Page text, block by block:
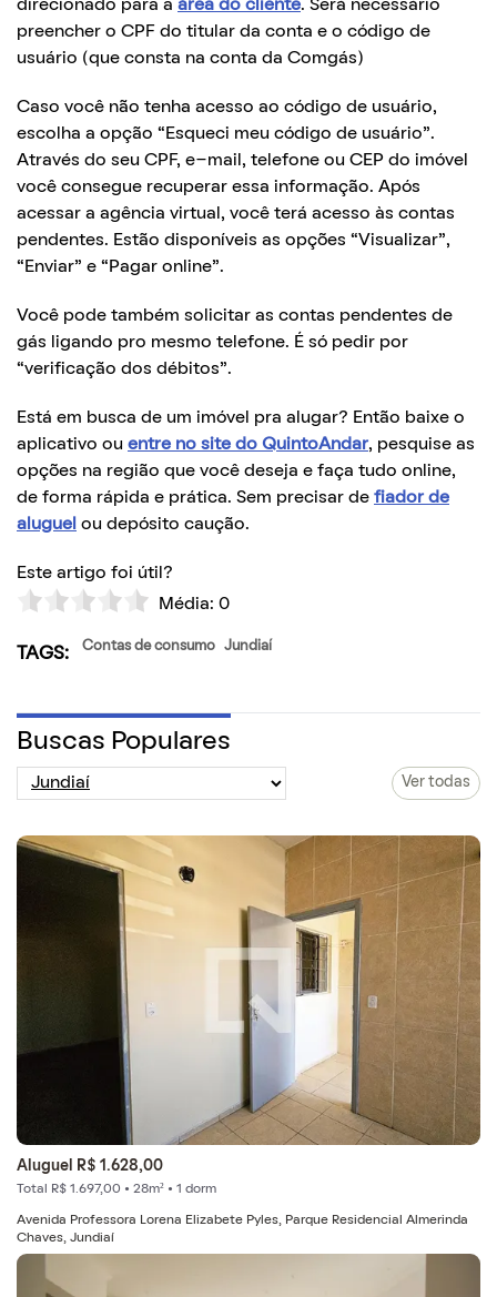
direcionado para a área do cliente. Será necessário
preencher o CPF do titular da conta e o código de
usuário (que consta na conta da Comgás)
Caso você não tenha acesso ao código de usuário,
escolha a opção “Esqueci meu código de usuário”.
Através do seu CPF, e-mail, telefone ou CEP do imóvel
você consegue recuperar essa informação. Após
acessar a agência virtual, você terá acesso às contas
pendentes. Estão disponíveis as opções “Visualizar”,
“Enviar” e “Pagar online”.
Você pode também solicitar as contas pendentes de
gás ligando pro mesmo telefone. É só pedir por
“verificação dos débitos”.
Está em busca de um imóvel pra alugar? Então baixe o
aplicativo ou entre no site do QuintoAndar, pesquise as
opções na região que você deseja e faça tudo online,
de forma rápida e prática. Sem precisar de fiador de
aluguel ou depósito caução.
Este artigo foi útil?
Média: 0
TAGS: Contas de consumo Jundiaí
Buscas Populares
Ver todas
Aluguel R$ 1.628,00
Total R$ 1.697,00 • 28m² • 1 dorm
Avenida Professora Lorena Elizabete Pyles, Parque Residencial Almerinda
Chaves, Jundiaí